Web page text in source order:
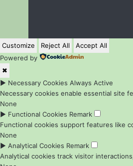
Customize Reject All
Accept All
Powered by
✖
► Necessary Cookies Always Active
Necessary cookies enable essential site
None
► Functional Cookies Remark
Functional cookies support features like
None
► Analytical Cookies Remark
Analytical cookies track visitor